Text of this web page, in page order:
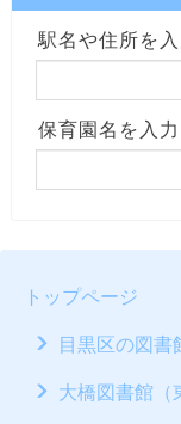
駅名や住所を入
保育園名を入力
トップページ
目黒区の図書
大橋図書館（